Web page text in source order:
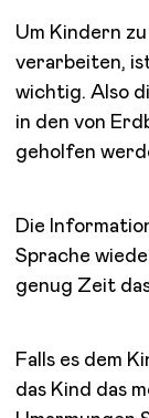
Um Kindern
verarbeiten,
wichtig. Also
in den von
geholfen
Die
Sprache
genug Zeit
Falls es dem
das Kind das